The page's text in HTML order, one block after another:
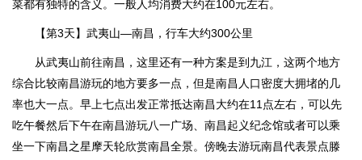
菜都有独特的含义。一般人均消费大约在100元左右。
【第3天】武夷山—南昌，行车大约300公里
从武夷山前往南昌，这里还有一种方案是到九江，这两个地方
综合比较南昌游玩的地方要多一点，但是南昌人口密度大拥堵的几
率也大一点。早上七点出发正常抵达南昌大约在11点左右，可以先
吃午餐然后下午在南昌游玩八一广场、南昌起义纪念馆或者可以乘
坐一下南昌之星摩天轮欣赏南昌全景。傍晚去游玩南昌代表景点滕